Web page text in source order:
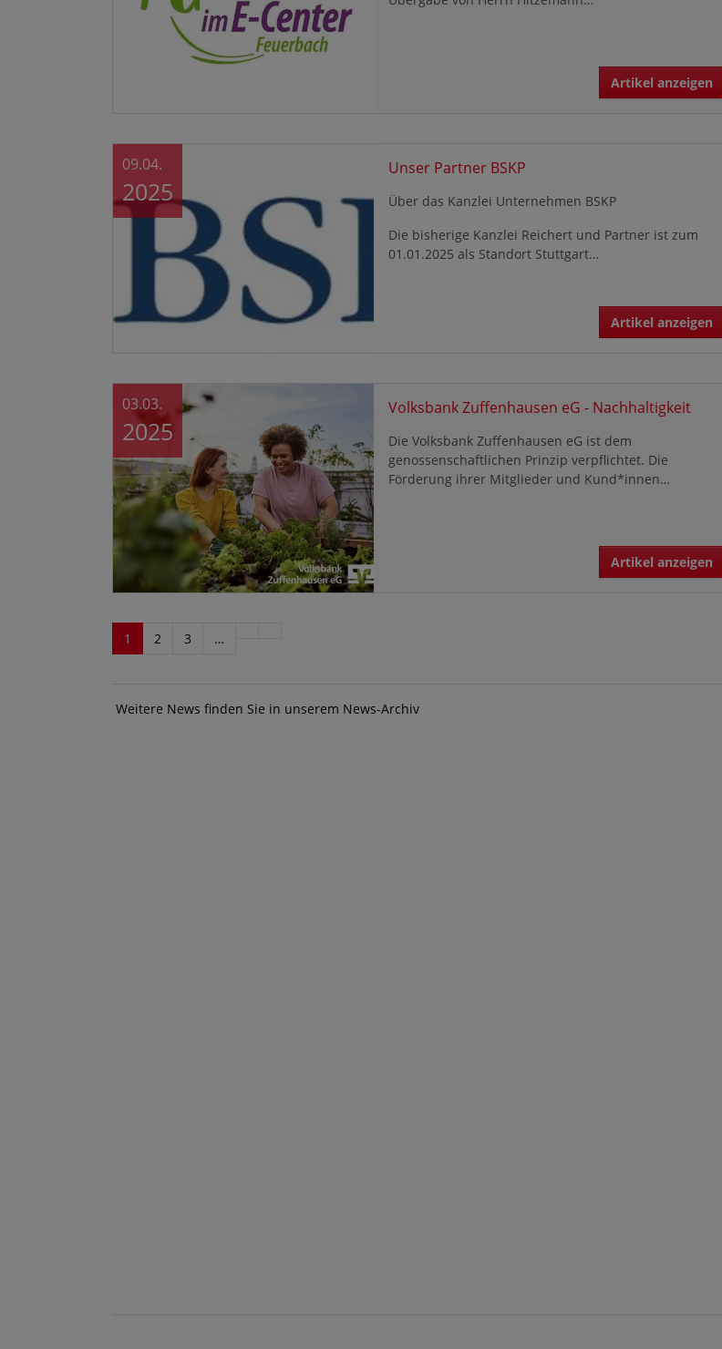
Artikel anzeigen
Unser Partner BSKP
Über das Kanzlei Unternehmen BSKP
Die bisherige Kanzlei Reichert und Partner ist zum
01.01.2025 als Standort Stuttgart…
Artikel anzeigen
09.04.
2025
Volksbank Zuffenhausen eG - Nachhaltigkeit
Die Volksbank Zuffenhausen eG ist dem
genossenschaftlichen Prinzip verpflichtet. Die
Förderung ihrer Mitglieder und Kund*innen…
Artikel anzeigen
03.03.
2025
1 2 3 …
Weitere News finden Sie in unserem News-Archiv